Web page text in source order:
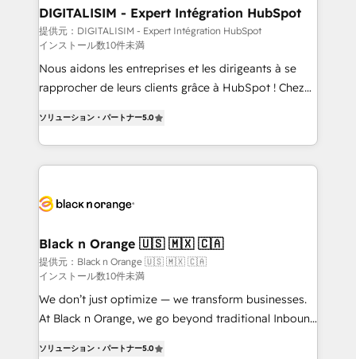
their unique business needs. We are thrilled to have
Blue Frog in the HubSpot ecosystem leading the
way for customers!" - Yamini Rangan, CEO of
HubSpot “Our experience with the team at Blue Frog
has been nothing short of extraordinary. Their years
them a trusted reputation within the HubSpot
ecosystem as a reliable partner capable of delivering
remarkable experiences for our most sophisticated
Program, HubSpot.
DIGITALISIM - Expert Intégration HubSpot
提供元：DIGITALISIM - Expert Intégration HubSpot
インストール数10件未満
Nous aidons les entreprises et les dirigeants à se
rapprocher de leurs clients grâce à HubSpot ! Chez
réussite des entreprises passe par l’innovation web,
le marketing digital, et la relation client ! C'est
pourquoi, nos experts sont à la fois capables de
référencement, votre stratégie digitale et le pilotage
projet HubSpot avec DIGITALISIM : 🧽 Nettoyage,
migration et intégration des bases de données. 🚀
Développement des interfaces avec vos logiciels
métiers ⚙️ Configuration de la plateforme HubSpot
📈 Configuration de rapports et tableaux de bord 🤝
Formations des utilisateurs
ソリューション・パートナー5.0
Black n Orange 🇺🇸 🇲🇽 🇨🇦
提供元：Black n Orange 🇺🇸 🇲🇽 🇨🇦
インストール数10件未満
We don’t just optimize — we transform businesses.
At Black n Orange, we go beyond traditional Inbound
ソリューション・パートナー5.0